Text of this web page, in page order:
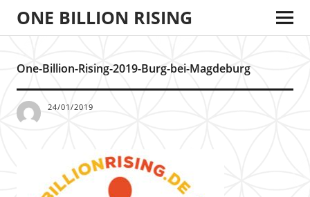
ONE BILLION RISING
One-Billion-Rising-2019-Burg-bei-Magdeburg
24/01/2019